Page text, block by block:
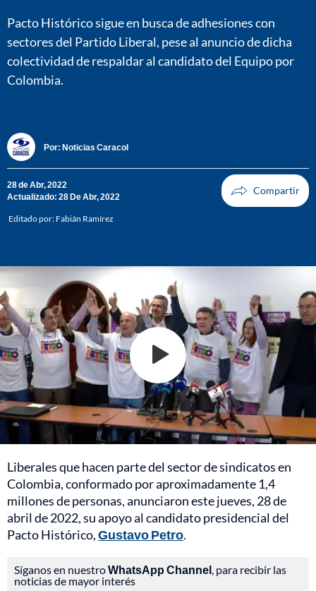
Pacto Histórico sigue en busca de adhesiones con
sectores del Partido Liberal, pese al anuncio de dicha
colectividad de respaldar al candidato del Equipo por
Colombia.
Por: Noticias Caracol
28 de Abr, 2022
Actualizado: 28 De Abr, 2022
Editado por: Fabián Ramírez
Liberales que hacen parte del sector de sindicatos en
Colombia, conformado por aproximadamente 1,4
millones de personas, anunciaron este jueves, 28 de
abril de 2022, su apoyo al candidato presidencial del
Pacto Histórico,Gustavo Petro.
Síganos en nuestroWhatsApp Channel , para recibir las
noticias de mayor interés